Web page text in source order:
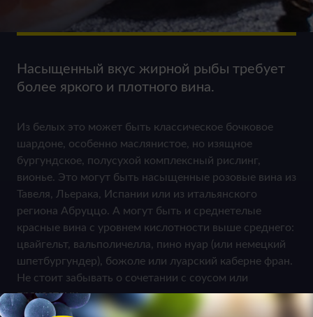
Насыщенный вкус жирной рыбы требует
более яркого и плотного вина.
Из белых это может быть классическое бочковое
шардоне, особенно маслянистое, но изящное
бургундское, полусухой комплексный рислинг,
вионье. Это могут быть насыщенные розовые вина из
Тавеля, Льерака, Испании или из итальянского
региона Абруццо. А могут быть и среднетелые
красные вина с уровнем кислотности выше среднего:
цвайгельт, вальполичелла, пино нуар (или немецкий
шпетбургундер), божоле или луарский каберне фран.
Не стоит забывать о сочетании с соусом или
пряностями.